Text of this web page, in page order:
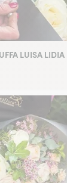
LUISA LIDIA